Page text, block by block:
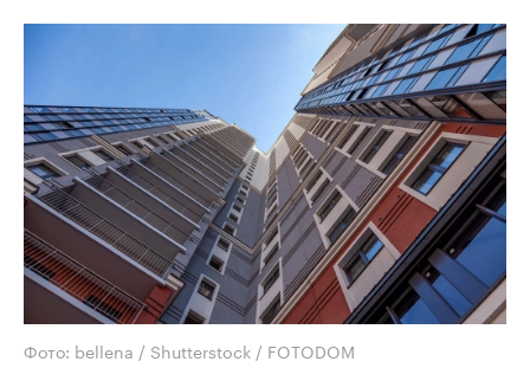
Фото: bellena / Shutterstock / FOTODOM